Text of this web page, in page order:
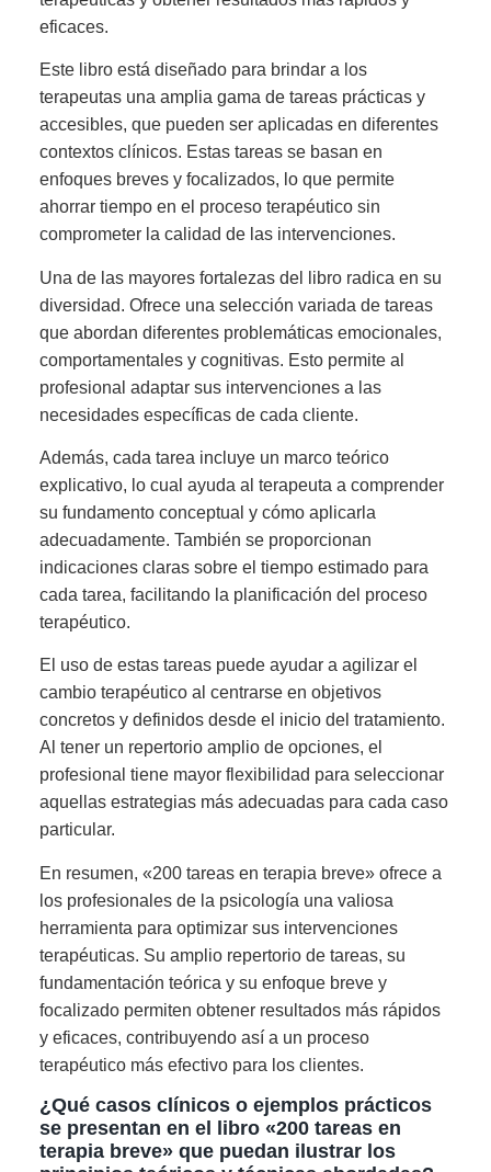
eficaces.
Este libro está diseñado para brindar a los
terapeutas una amplia gama de tareas prácticas y
accesibles, que pueden ser aplicadas en diferentes
contextos clínicos. Estas tareas se basan en
enfoques breves y focalizados, lo que permite
ahorrar tiempo en el proceso terapéutico sin
comprometer la calidad de las intervenciones.
Una de las mayores fortalezas del libro radica en su
diversidad. Ofrece una selección variada de tareas
que abordan diferentes problemáticas emocionales,
comportamentales y cognitivas. Esto permite al
profesional adaptar sus intervenciones a las
necesidades específicas de cada cliente.
Además, cada tarea incluye un marco teórico
explicativo, lo cual ayuda al terapeuta a comprender
su fundamento conceptual y cómo aplicarla
adecuadamente. También se proporcionan
indicaciones claras sobre el tiempo estimado para
cada tarea, facilitando la planificación del proceso
terapéutico.
El uso de estas tareas puede ayudar a agilizar el
cambio terapéutico al centrarse en objetivos
concretos y definidos desde el inicio del tratamiento.
Al tener un repertorio amplio de opciones, el
profesional tiene mayor flexibilidad para seleccionar
aquellas estrategias más adecuadas para cada caso
particular.
En resumen, «200 tareas en terapia breve» ofrece a
los profesionales de la psicología una valiosa
herramienta para optimizar sus intervenciones
terapéuticas. Su amplio repertorio de tareas, su
fundamentación teórica y su enfoque breve y
focalizado permiten obtener resultados más rápidos
y eficaces, contribuyendo así a un proceso
terapéutico más efectivo para los clientes.
¿Qué casos clínicos o ejemplos prácticos
se presentan en el libro «200 tareas en
terapia breve» que puedan ilustrar los